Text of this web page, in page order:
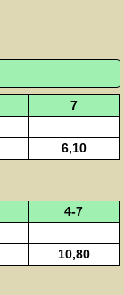
7
6,10
4-7
10,80